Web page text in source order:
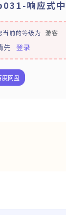
响应式
当前的等级为 游客
先 登录
度网盘